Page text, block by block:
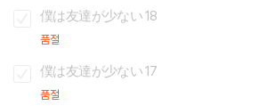
僕は友達が少ない 18
품절
僕は友達が少ない 17
품절